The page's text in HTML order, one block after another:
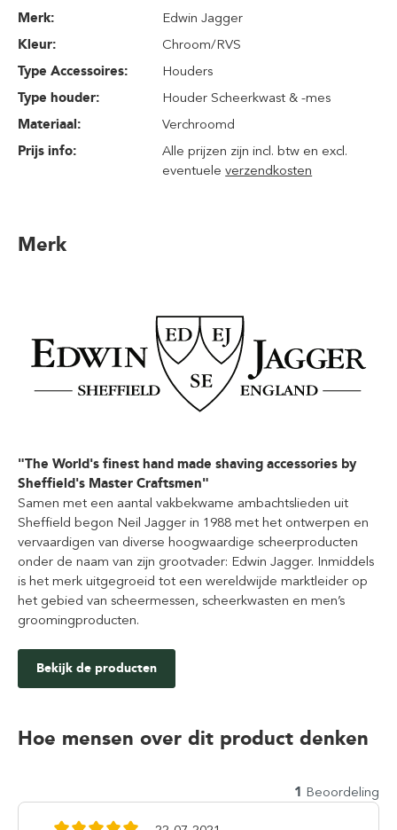
Merk:
Edwin Jagger
Kleur:
Chroom/RVS
Type Accessoires:
Houders
Type houder:
Houder Scheerkwast & -mes
Materiaal:
Verchroomd
Prijs info:
Alle prijzen zijn incl. btw en excl.
eventueleverzendkosten
Merk
"The World's finest hand made shaving accessories by
Sheffield's Master Craftsmen"
Samen met een aantal vakbekwame ambachtslieden uit
Sheffield begon Neil Jagger in 1988 met het ontwerpen en
vervaardigen van diverse hoogwaardige scheerproducten
onder de naam van zijn grootvader: Edwin Jagger. Inmiddels
is het merk uitgegroeid tot een wereldwijde marktleider op
het gebied van scheermessen, scheerkwasten en men’s
groomingproducten.
Bekijk de producten
Hoe mensen over dit product denken
1 Beoordeling